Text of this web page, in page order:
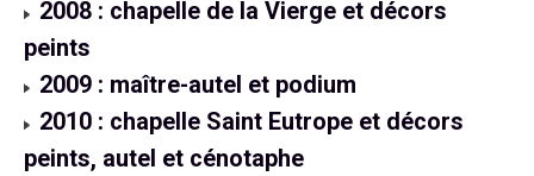
2008 : chapelle de la Vierge et décors
peints
2009 : maître-autel et podium
2010 : chapelle Saint Eutrope et décors
peints, autel et cénotaphe